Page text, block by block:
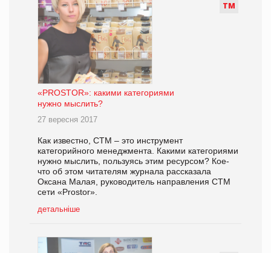
ТМ
«PROSTOR»: какими категориями
нужно мыслить?
27 вересня 2017
Как известно, СТМ – это инструмент
категорийного менеджмента. Какими категориями
нужно мыслить, пользуясь этим ресурсом? Кое-
что об этом читателям журнала рассказала
Оксана Малая, руководитель направления СТМ
сети «Prostor».
детальніше